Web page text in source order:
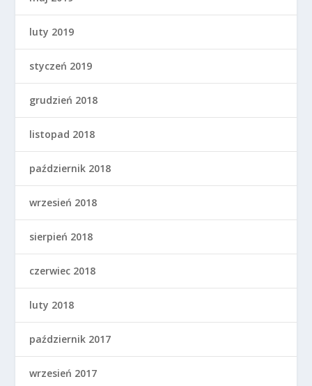
luty 2019
styczeń 2019
grudzień 2018
listopad 2018
październik 2018
wrzesień 2018
sierpień 2018
czerwiec 2018
luty 2018
październik 2017
wrzesień 2017